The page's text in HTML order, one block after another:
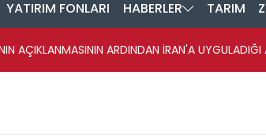
YATIRIM FONLARI HABERLER TARIM
AÇIKLANMASININ ARDINDAN İRAN'A UYGULADIĞI